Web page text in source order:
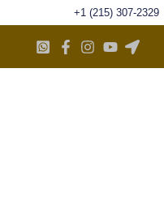
+1 (215) 307-2329